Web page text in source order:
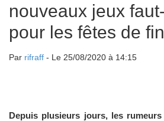
nouveaux jeux
pour les fêtes de
Par rifraff - Le 25/08/2020 à 14:15
Depuis plusieurs jours, les